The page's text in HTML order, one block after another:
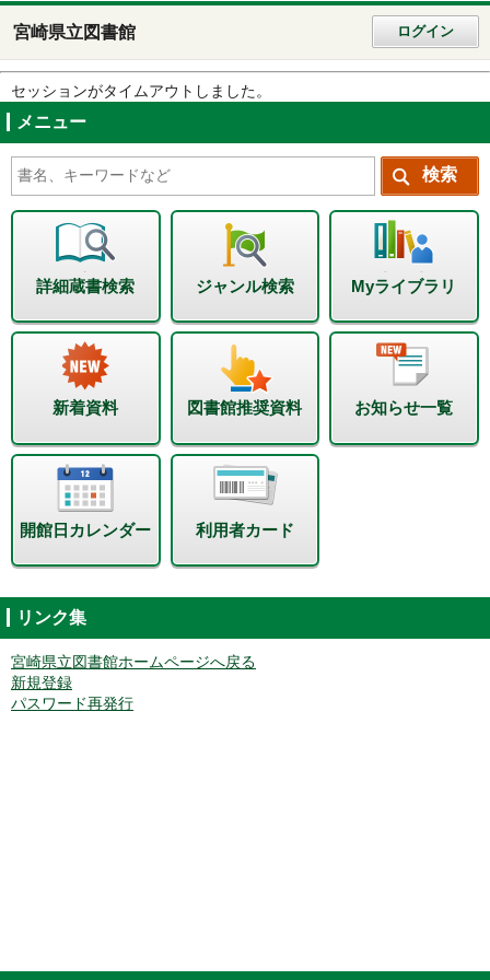
宮崎県立図書館 ログイン
セッションがタイムアウトしました。
メニュー
詳細蔵書検索 ジャンル検索 Myライブラリ
新着資料 図書館推奨資料 お知らせ一覧
開館日カレンダー 利用者カード
リンク集
宮崎県立図書館ホームページへ戻る
新規登録
パスワード再発行